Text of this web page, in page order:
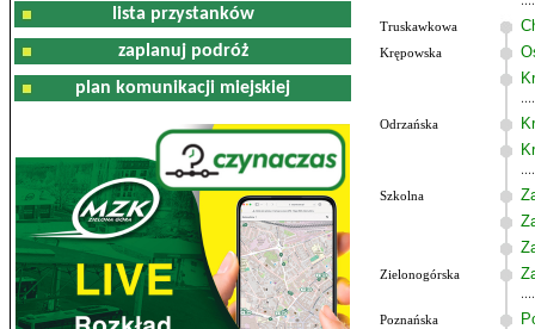
lista przystanków
zaplanuj podróż
plan komunikacji miejskiej
Truskawkowa
Krępowska
Odrzańska
Szkolna
Zielonogórska
Poznańska